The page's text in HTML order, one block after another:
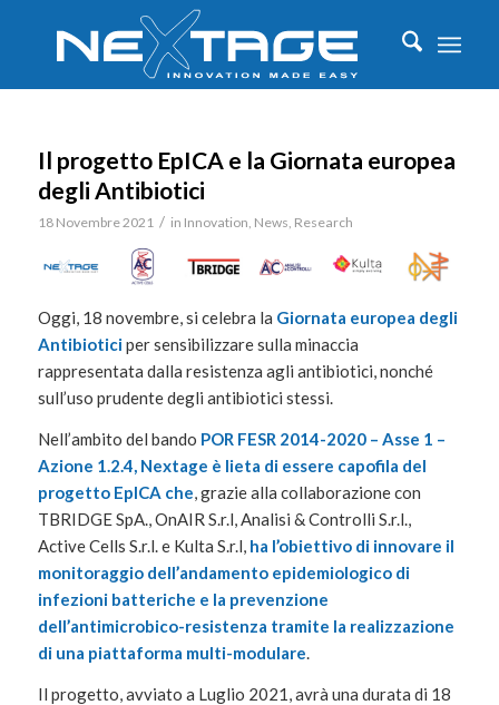
Il progetto EpICA e la Giornata europea
degli Antibiotici
18 Novembre 2021 / in Innovation, News, Research
Oggi, 18 novembre, si celebra la Giornata europea degli
Antibioticiper sensibilizzare sulla minaccia
rappresentata dalla resistenza agli antibiotici, nonché
sull’uso prudente degli antibiotici stessi.
Nell’ambito del bando POR FESR 2014-2020 – Asse 1 –
Azione 1.2.4, Nextage è lieta di essere capofila del
progetto EpICA che, grazie alla collaborazione con
TBRIDGE SpA., OnAIR S.r.l, Analisi & Controlli S.r.l.,
Active Cells S.r.l. e Kulta S.r.l, ha l’obiettivo di innovare il
monitoraggio dell’andamento epidemiologico di
infezioni batteriche e la prevenzione
dell’antimicrobico-resistenza tramite la realizzazione
di una piattaforma multi-modulare.
Il progetto, avviato a Luglio 2021, avrà una durata di 18